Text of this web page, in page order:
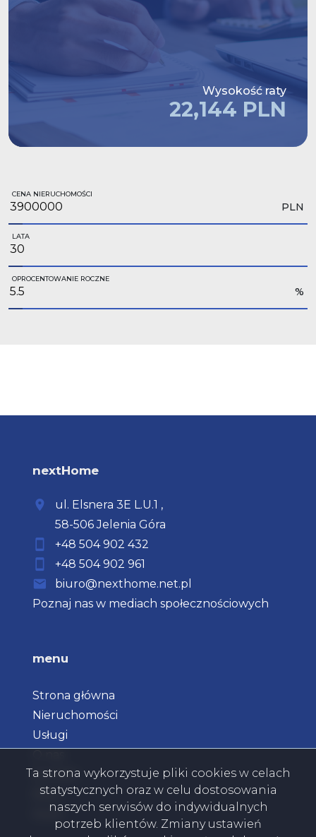
Wysokość raty
22,144 PLN
CENA NIERUCHOMOŚCI
PLN
LATA
OPROCENTOWANIE ROCZNE
%
nextHome
ul. Elsnera 3E L.U.1 ,
58-506 Jelenia Góra
+48 504 902 432
+48 504 902 961
biuro@nexthome.net.pl
Poznaj nas w mediach społecznościowych
menu
Strona główna
Nieruchomości
Usługi
Kontakt
Blog
Rodo
Ta strona wykorzystuje pliki cookies w celach
statystycznych oraz w celu dostosowania
naszych serwisów do indywidualnych
potrzeb klientów. Zmiany ustawień